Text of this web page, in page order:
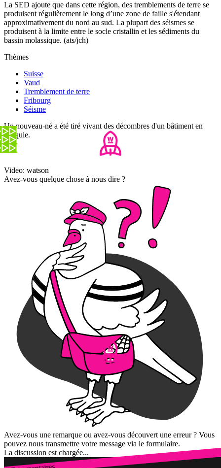
La SED ajoute que dans cette région, des tremblements de terre se
produisent régulièrement le long d’une zone de faille s'étendant
approximativement du nord au sud. La plupart des séismes se
produisent à la limite entre le socle cristallin et les sédiments du
bassin molassique. (ats/jch)
Thèmes
Suisse
Vaud
Tremblement de terre
Fribourg
Séisme
Un nouveau-né a été tiré vivant des décombres d'un bâtiment en
Turquie.
Video: watson
Avez-vous quelque chose à nous dire ?
Avez-vous une remarque ou avez-vous découvert une erreur ? Vous
pouvez nous transmettre votre message via le formulaire.
La discussion est chargée...